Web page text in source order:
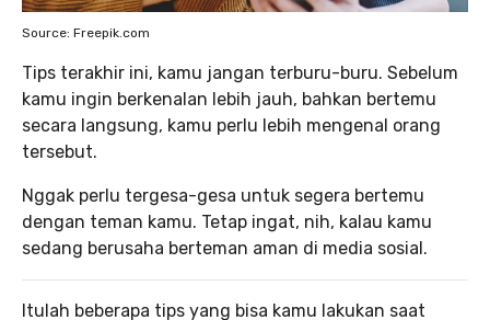
Source: Freepik.com
Tips terakhir ini, kamu jangan terburu-buru. Sebelum
kamu ingin berkenalan lebih jauh, bahkan bertemu
secara langsung, kamu perlu lebih mengenal orang
tersebut.
Nggak perlu tergesa-gesa untuk segera bertemu
dengan teman kamu. Tetap ingat, nih, kalau kamu
sedang berusaha berteman aman di media sosial.
Itulah beberapa tips yang bisa kamu lakukan saat